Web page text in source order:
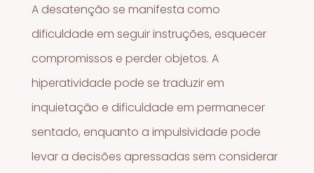
A desatenção se manifesta como
dificuldade em seguir instruções, esquecer
compromissos e perder objetos. A
hiperatividade pode se traduzir em
inquietação e dificuldade em permanecer
sentado, enquanto a impulsividade pode
levar a decisões apressadas sem considerar